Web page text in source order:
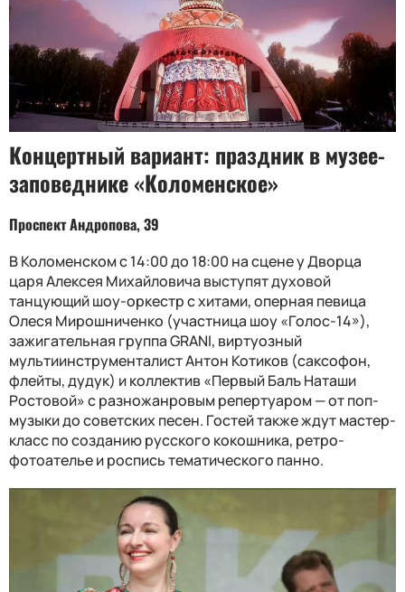
Концертный вариант: праздник в музее-
заповеднике «Коломенское»
Проспект Андропова, 39
В Коломенском с 14:00 до 18:00 на сцене у Дворца
царя Алексея Михайловича выступят духовой
танцующий шоу-оркестр с хитами, оперная певица
Олеся Мирошниченко (участница шоу «Голос-14»),
зажигательная группа GRANI, виртуозный
мультиинструменталист Антон Котиков (саксофон,
флейты, дудук) и коллектив «Первый Балъ Наташи
Ростовой» с разножанровым репертуаром — от поп-
музыки до советских песен. Гостей также ждут мастер-
класс по созданию русского кокошника, ретро-
фотоателье и роспись тематического панно.